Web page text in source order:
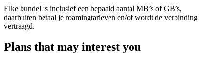
Elke bundel is inclusief een bepaald aantal MB’s of GB’s,
daarbuiten betaal je roamingtarieven en/of wordt de verbinding
vertraagd.
Plans that may interest you